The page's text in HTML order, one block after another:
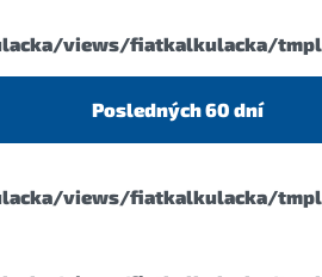
views/fiatkalkulacka/
Posledných 60 dní
views/fiatkalkulacka/